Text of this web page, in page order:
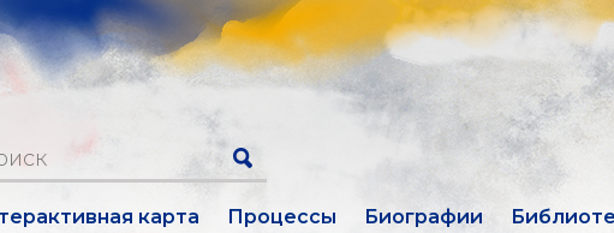
карта Процессы Биографии